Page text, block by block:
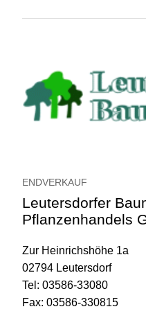
ENDVERKAUF
Leutersdorfer
Pflanzenhandels
Zur Heinrichshöhe 1a
02794 Leutersdorf
Tel: 03586-33080
Fax: 03586-330815